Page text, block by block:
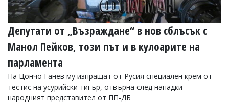
откриете
обиден
за
вас
коментар,
моля
сигнализирайте
ни!
Депутати от „Възраждане“ в нов сблъсък с
Манол Пейков, този път и в кулоарите на
парламента
На Цончо Ганев му изпращат от Русия специален крем от
тестис на усурийски тигър, отвърна след нападки
народният представител от ПП-ДБ